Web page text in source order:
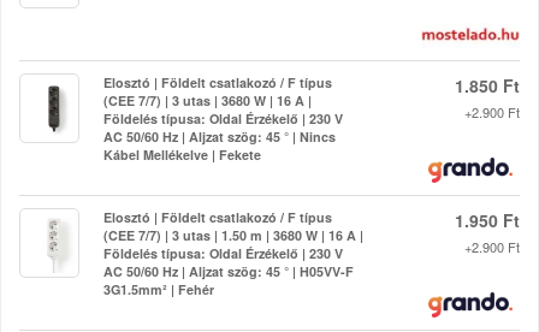
Elosztó | Földelt csatlakozó / F típus
(CEE 7/7) | 3 utas | 3680 W | 16 A |
Földelés típusa: Oldal Érzékelő | 230 V
AC 50/60 Hz | Aljzat szög: 45 ° | Nincs
Kábel Mellékelve | Fekete
1.850 Ft
+2.900 Ft
Elosztó | Földelt csatlakozó / F típus
(CEE 7/7) | 3 utas | 1.50 m | 3680 W | 16 A |
Földelés típusa: Oldal Érzékelő | 230 V
AC 50/60 Hz | Aljzat szög: 45 ° | H05VV-F
3G1.5mm² | Fehér
1.950 Ft
+2.900 Ft